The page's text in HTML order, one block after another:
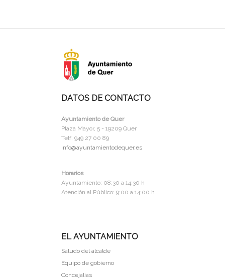
DATOS DE CONTACTO
Ayuntamiento de Quer
Plaza Mayor, 5 - 19209 Quer
Telf. 949 27 00 89
info@ayuntamientodequer.es
Horarios
Ayuntamiento: 08:30 a 14:30 h
Atención al Público: 9:00 a 14:00 h
EL AYUNTAMIENTO
Saludo del alcalde
Equipo de gobierno
Concejalias